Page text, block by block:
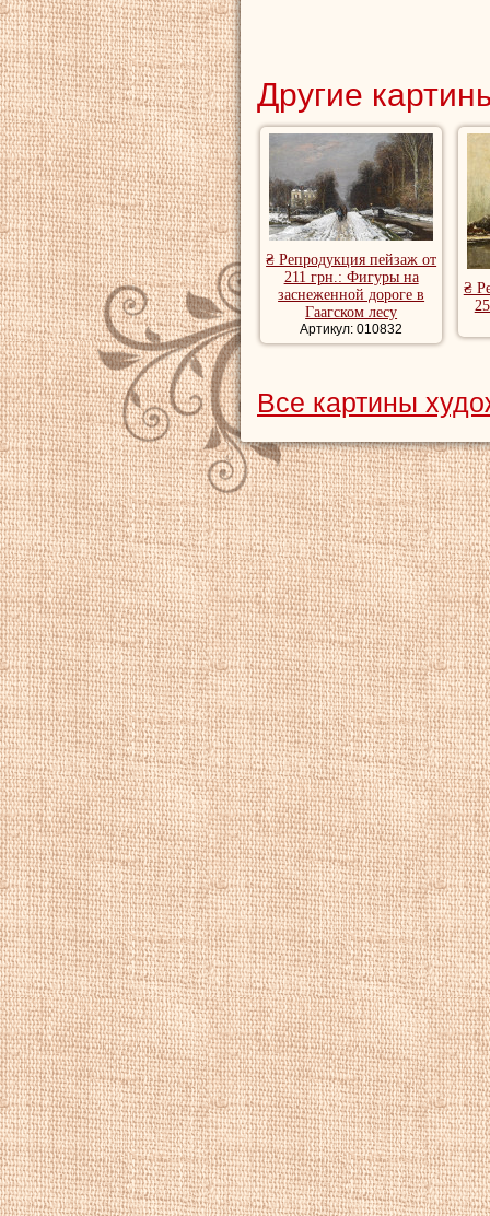
Другие
₴ Репродукция пейзаж от
211 грн.: Фигуры на
заснеженной дороге в
Гаагском лесу
Артикул: 010832
₴
Все картины